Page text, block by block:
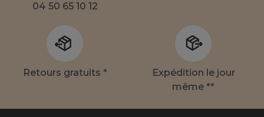
04 50 65 10 12
Retours gratuits *
Expédition le jour
même **